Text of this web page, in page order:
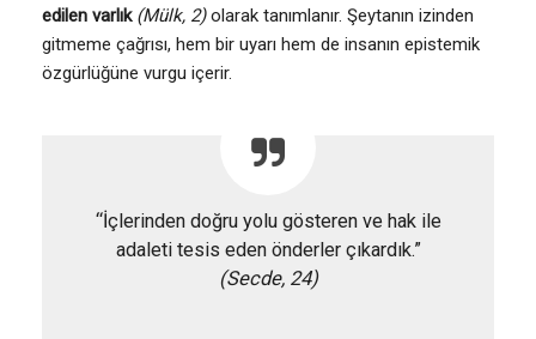
edilen varlık (Mülk, 2)olarak tanımlanır. Şeytanın izinden
gitmeme çağrısı, hem bir uyarı hem de insanın epistemik
özgürlüğüne vurgu içerir.
“İçlerinden doğru yolu gösteren ve hak ile
adaleti tesis eden önderler çıkardık.”
(Secde, 24)